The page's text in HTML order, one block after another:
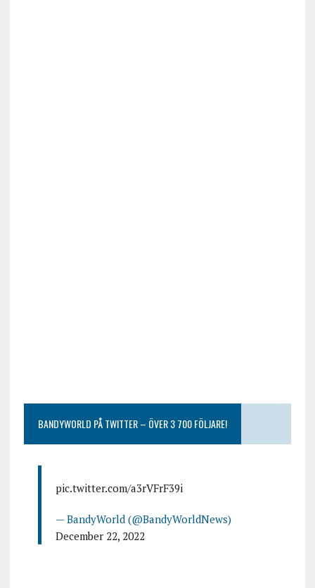
BANDYWORLD PÅ TWITTER – ÖVER 3 700 FÖLJARE!
pic.twitter.com/a3rVFrF39i
— BandyWorld (@BandyWorldNews)
December 22, 2022